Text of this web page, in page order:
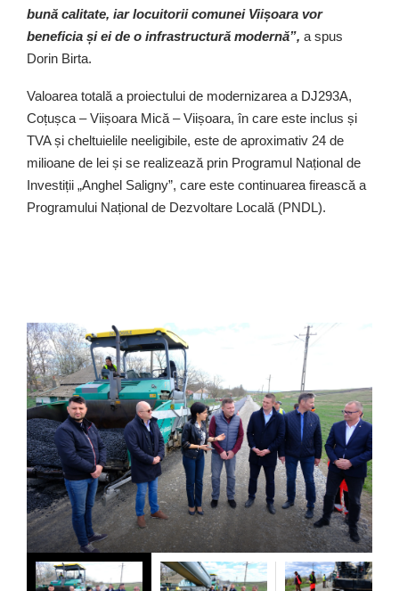
bună calitate, iar locuitorii comunei Viișoara vor
beneficia și ei de o infrastructură modernă”, a spus
Dorin Birta.
Valoarea totală a proiectului de modernizarea a DJ293A,
Coțușca – Viișoara Mică – Viișoara, în care este inclus și
TVA și cheltuielile neeligibile, este de aproximativ 24 de
milioane de lei și se realizează prin Programul Național de
Investiții „Anghel Saligny”, care este continuarea firească a
Programului Național de Dezvoltare Locală (PNDL).